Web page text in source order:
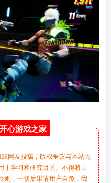
开心游戏之家
网友投稿，版权争议与本站无
于学习和研究目的。不得将上
则，一切后果请用户自负，我